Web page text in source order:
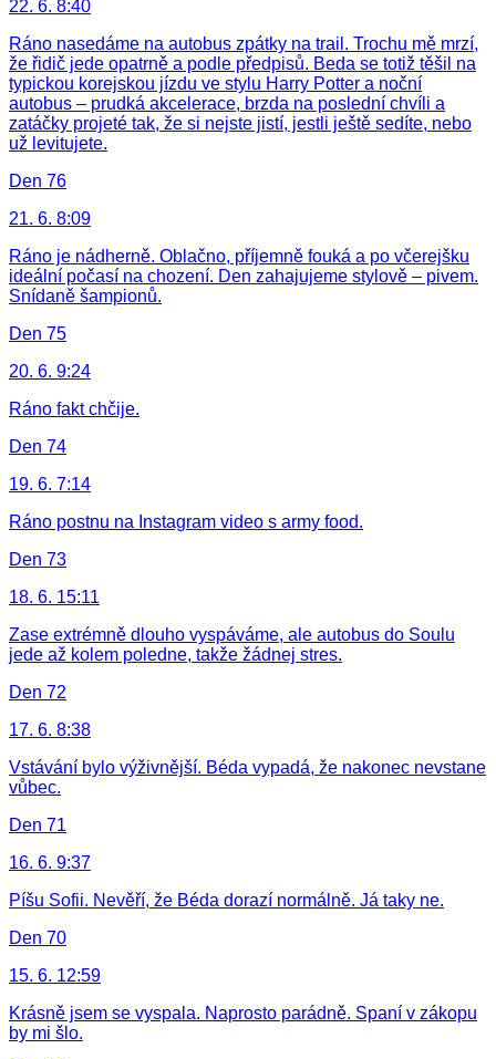
22. 6. 8:40
Ráno nasedáme na autobus zpátky na trail. Trochu mě mrzí,
že řidič jede opatrně a podle předpisů. Beda se totiž těšil na
typickou korejskou jízdu ve stylu Harry Potter a noční
autobus – prudká akcelerace, brzda na poslední chvíli a
zatáčky projeté tak, že si nejste jistí, jestli ještě sedíte, nebo
už levitujete.
Den 76
21. 6. 8:09
Ráno je nádherně. Oblačno, příjemně fouká a po včerejšku
ideální počasí na chození. Den zahajujeme stylově – pivem.
Snídaně šampionů.
Den 75
20. 6. 9:24
Ráno fakt chčije.
Den 74
19. 6. 7:14
Ráno postnu na Instagram video s army food.
Den 73
18. 6. 15:11
Zase extrémně dlouho vyspáváme, ale autobus do Soulu
jede až kolem poledne, takže žádnej stres.
Den 72
17. 6. 8:38
Vstávání bylo výživnější. Béda vypadá, že nakonec nevstane
vůbec.
Den 71
16. 6. 9:37
Píšu Sofii. Nevěří, že Béda dorazí normálně. Já taky ne.
Den 70
15. 6. 12:59
Krásně jsem se vyspala. Naprosto parádně. Spaní v zákopu
by mi šlo.